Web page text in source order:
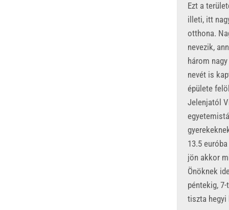
Ezt a
illeti, itt
otthona.
nevezik,
három
nevét is
épülete
Jelenjatól
13.5
jön akkor
Önöknek
péntekig,
tiszta hegyi